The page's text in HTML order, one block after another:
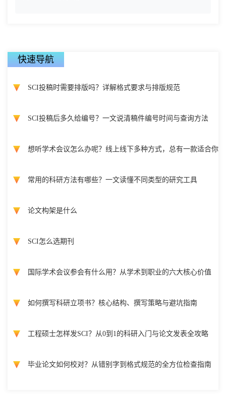
快速导航
SCI投稿时需要排版吗？详解格式要求与排版规范
SCI投稿后多久给编号？一文说清稿件编号时间与查询方法
想听学术会议怎么办呢？线上线下多种方式，总有一款适合你
常用的科研方法有哪些？一文读懂不同类型的研究工具
论文构架是什么
SCI怎么选期刊
国际学术会议参会有什么用？从学术到职业的六大核心价值
如何撰写科研立项书？核心结构、撰写策略与避坑指南
工程硕士怎样发SCI？从0到1的科研入门与论文发表全攻略
毕业论文如何校对？从错别字到格式规范的全方位检查指南